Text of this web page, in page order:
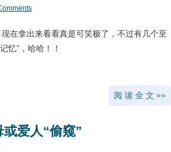
在拿出来看看真是可笑极了，不过有几个至
忆”，哈哈！！
阅 读 全 文 »»
爱人“偷窥”